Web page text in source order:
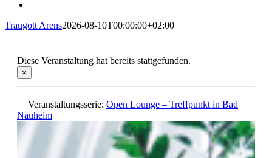
Traugott Arens2026-08-10T00:00:00+02:00
Diese Veranstaltung hat bereits stattgefunden.
×
Veranstaltungsserie: Open Lounge – Treffpunkt in Bad
Nauheim